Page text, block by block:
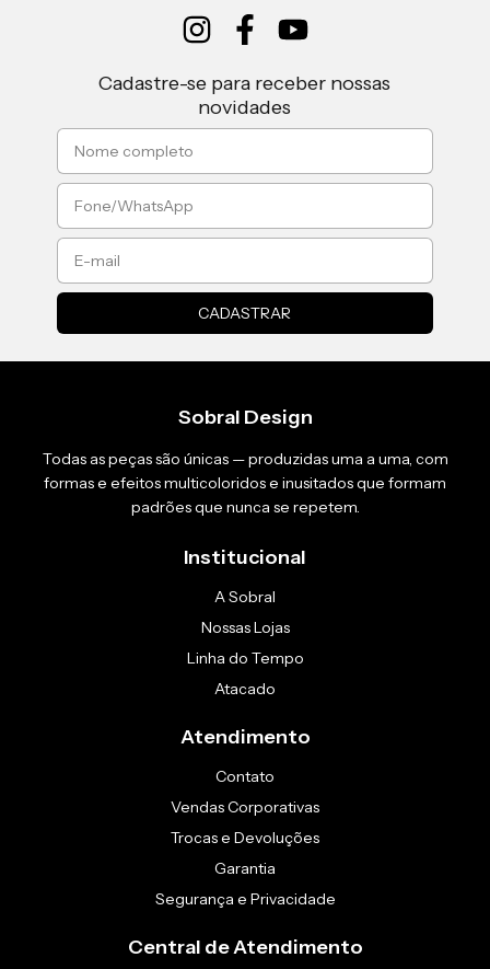
Cadastre-se para receber nossas
novidades
Sobral Design
Todas as peças são únicas — produzidas uma a uma, com
formas e efeitos multicoloridos e inusitados que formam
padrões que nunca se repetem.
Institucional
A Sobral
Nossas Lojas
Linha do Tempo
Atacado
Atendimento
Contato
Vendas Corporativas
Trocas e Devoluções
Garantia
Segurança e Privacidade
Central de Atendimento